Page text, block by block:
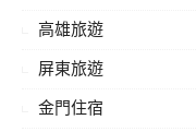
高雄旅遊
屏東旅遊
金門住宿